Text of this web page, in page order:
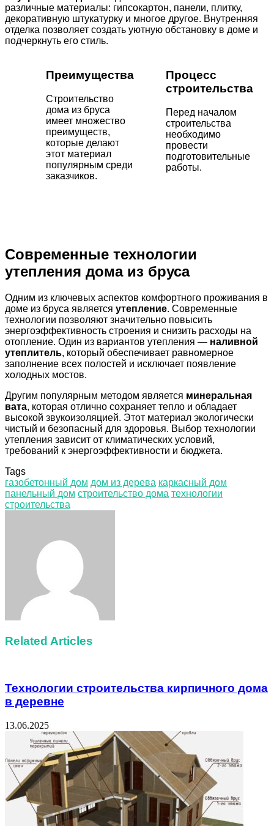
различные материалы: гипсокартон, панели, плитку,
декоративную штукатурку и многое другое. Внутренняя
отделка позволяет создать уютную обстановку в доме и
подчеркнуть его стиль.
Преимущества
Строительство
дома из бруса
имеет множество
преимуществ,
которые делают
этот материал
популярным среди
заказчиков.
Процесс
строительства
Перед началом
строительства
необходимо
провести
подготовительные
работы.
Современные технологии
утепления дома из бруса
Одним из ключевых аспектов комфортного проживания в
доме из бруса является утепление. Современные
технологии позволяют значительно повысить
энергоэффективность строения и снизить расходы на
отопление. Один из вариантов утепления — наливной
утеплитель, который обеспечивает равномерное
заполнение всех полостей и исключает появление
холодных мостов.
Другим популярным методом является минеральная
вата, которая отлично сохраняет тепло и обладает
высокой звукоизоляцией. Этот материал экологически
чистый и безопасный для здоровья. Выбор технологии
утепления зависит от климатических условий,
требований к энергоэффективности и бюджета.
Tags
газобетонный дом дом из дерева каркасный дом
панельный дом строительство дома технологии
строительства
Related Articles
Технологии строительства кирпичного дома
в деревне
13.06.2025